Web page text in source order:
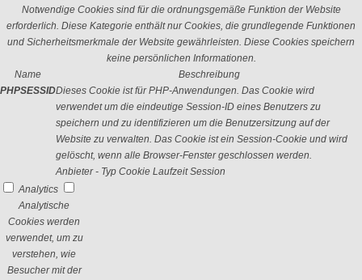
Notwendige Cookies sind für die ordnungsgemäße Funktion der Website
erforderlich. Diese Kategorie enthält nur Cookies, die grundlegende Funktionen
und Sicherheitsmerkmale der Website gewährleisten. Diese Cookies speichern
keine persönlichen Informationen.
Name
Beschreibung
PHPSESSIDDieses Cookie ist für PHP-Anwendungen. Das Cookie wird
verwendet um die eindeutige Session-ID eines Benutzers zu
speichern und zu identifizieren um die Benutzersitzung auf der
Website zu verwalten. Das Cookie ist ein Session-Cookie und wird
gelöscht, wenn alle Browser-Fenster geschlossen werden.
Anbieter - Typ Cookie Laufzeit Session
Analytics
Analytische
Cookies werden
verwendet, um zu
verstehen, wie
Besucher mit der